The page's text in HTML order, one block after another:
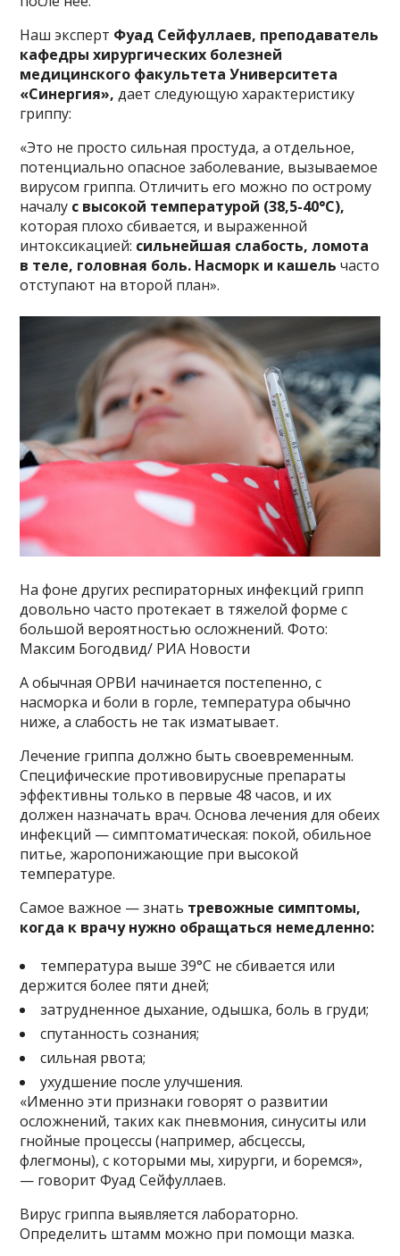
Наш эксперт Фуад Сейфуллаев, преподаватель
кафедры хирургических болезней
медицинского факультета Университета
«Синергия», дает следующую характеристику
гриппу:
«Это не просто сильная простуда, а отдельное,
потенциально опасное заболевание, вызываемое
вирусом гриппа. Отличить его можно по острому
началу с высокой температурой (38,5-40°C),
которая плохо сбивается, и выраженной
интоксикацией: сильнейшая слабость, ломота
в теле, головная боль. Насморк и кашельчасто
отступают на второй план».
На фоне других респираторных инфекций грипп
довольно часто протекает в тяжелой форме с
большой вероятностью осложнений. Фото:
Максим Богодвид/ РИА Новости
А обычная ОРВИ начинается постепенно, с
насморка и боли в горле, температура обычно
ниже, а слабость не так изматывает.
Лечение гриппа должно быть своевременным.
Специфические противовирусные препараты
эффективны только в первые 48 часов, и их
должен назначать врач. Основа лечения для обеих
инфекций — симптоматическая: покой, обильное
питье, жаропонижающие при высокой
температуре.
Самое важное — знать тревожные симптомы,
когда к врачу нужно обращаться немедленно:
температура выше 39°C не сбивается или
держится более пяти дней;
затрудненное дыхание, одышка, боль в груди;
спутанность сознания;
сильная рвота;
ухудшение после улучшения.
«Именно эти признаки говорят о развитии
осложнений, таких как пневмония, синуситы или
гнойные процессы (например, абсцессы,
флегмоны), с которыми мы, хирурги, и боремся»,
— говорит Фуад Сейфуллаев.
Вирус гриппа выявляется лабораторно.
Определить штамм можно при помощи мазка.